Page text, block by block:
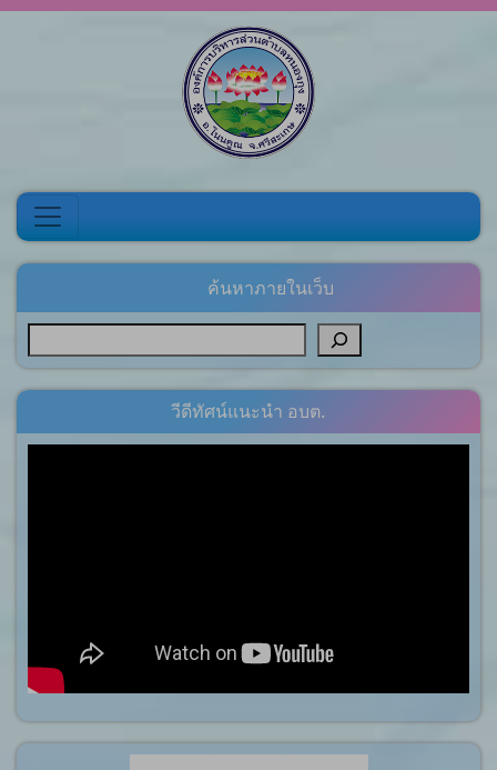
ค้นหาภายในเว็บ
วีดีทัศน์แนะนำ อบต.